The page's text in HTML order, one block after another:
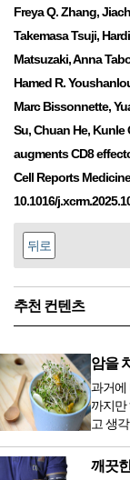
Freya Q. Zhang,
Takemasa Tsuji,
Matsuzaki, Anna
Hamed R.
Marc Bissonnette,
Su, Chuan He,
augments CD8
Cell Reports
10.1016/
뒤로
추천 컨텐츠
암을
과거에
까지만
고 생
오면서
깨끗